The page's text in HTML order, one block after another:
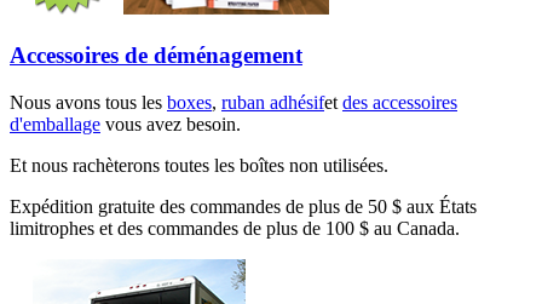
Accessoires de déménagement
Nous avons tous les boxes, ruban adhésifet des accessoires
d'emballage vous avez besoin.
Et nous rachèterons toutes les boîtes non utilisées.
Expédition gratuite des commandes de plus de 50 $ aux États
limitrophes et des commandes de plus de 100 $ au Canada.